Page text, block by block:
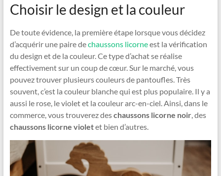
Choisir le design et la couleur
De toute évidence, la première étape lorsque vous décidez
d’acquérir une paire dechaussons licorneest la vérification
du design et de la couleur. Ce type d’achat se réalise
effectivement sur un coup de cœur. Sur le marché, vous
pouvez trouver plusieurs couleurs de pantoufles. Très
souvent, c’est la couleur blanche qui est plus populaire. Il y a
aussi le rose, le violet et la couleur arc-en-ciel. Ainsi, dans le
commerce, vous trouverez deschaussons licorne noir, des
chaussons licorne violetet bien d’autres.